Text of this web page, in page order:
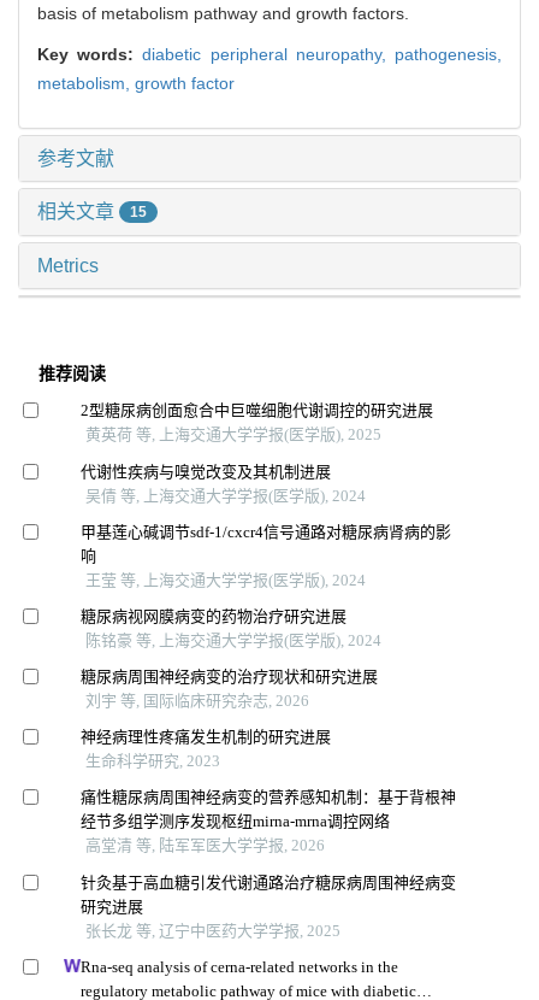
basis of metabolism pathway and growth factors.
Key words:diabetic peripheral neuropathy, pathogenesis,
metabolism, growth factor
参考文献
相关文章 15
Metrics
推荐阅读
2型糖尿病创面愈合中巨噬细胞代谢调控的研究进展
黄英荷 等, 上海交通大学学报(医学版), 2025
代谢性疾病与嗅觉改变及其机制进展
吴倩 等, 上海交通大学学报(医学版), 2024
甲基莲心碱调节sdf-1/cxcr4信号通路对糖尿病肾病的影
响
王莹 等, 上海交通大学学报(医学版), 2024
糖尿病视网膜病变的药物治疗研究进展
陈铭豪 等, 上海交通大学学报(医学版), 2024
糖尿病周围神经病变的治疗现状和研究进展
刘宇 等, 国际临床研究杂志, 2026
神经病理性疼痛发生机制的研究进展
生命科学研究, 2023
痛性糖尿病周围神经病变的营养感知机制：基于背根神
经节多组学测序发现枢纽mirna-mrna调控网络
高堂清 等, 陆军军医大学学报, 2026
针灸基于高血糖引发代谢通路治疗糖尿病周围神经病变
研究进展
张长龙 等, 辽宁中医药大学学报, 2025
Rna-seq analysis of cerna-related networks in the
regulatory metabolic pathway of mice with diabetic